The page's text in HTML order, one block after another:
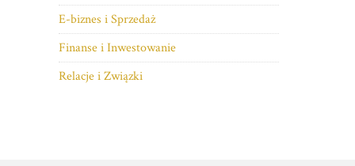
E-biznes i Sprzedaż
Finanse i Inwestowanie
Relacje i Związki